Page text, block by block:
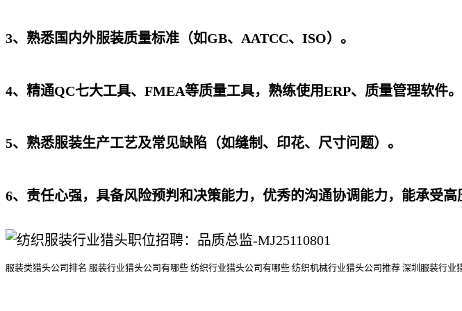
3、熟悉国内外服装质量标准（如GB、AATCC、ISO）。
4、精通QC七大工具、FMEA等质量工具，熟练使用ERP、质量管理软件。
5、熟悉服装生产工艺及常见缺陷（如缝制、印花、尺寸问题）。
6、责任心强，具备风险预判和决策能力，优秀的沟通协调能力，能承受高
服装类猎头公司排名 服装行业猎头公司有哪些 纺织行业猎头公司有哪些 纺织机械行业猎头公司推荐 深圳服装行业